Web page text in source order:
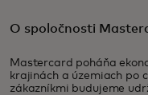
O spoločnosti
Mastercard poháňa
krajinách a územiach po
zákazníkmi budujeme